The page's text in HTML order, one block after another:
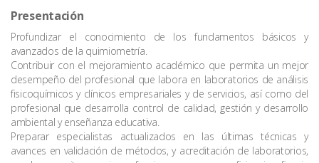
Presentación
Profundizar el conocimiento de los fundamentos básicos y
avanzados de la quimiometría.
Contribuir con el mejoramiento académico que permita un mejor
desempeño del profesional que labora en laboratorios de análisis
fisicoquímicos y clínicos empresariales y de servicios, así como del
profesional que desarrolla control de calidad, gestión y desarrollo
ambiental y enseñanza educativa.
Preparar especialistas actualizados en las últimas técnicas y
avances en validación de métodos, y acreditación de laboratorios,